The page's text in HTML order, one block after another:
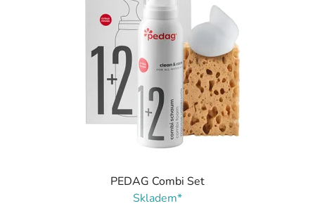
PEDAG Combi Set
Skladem*